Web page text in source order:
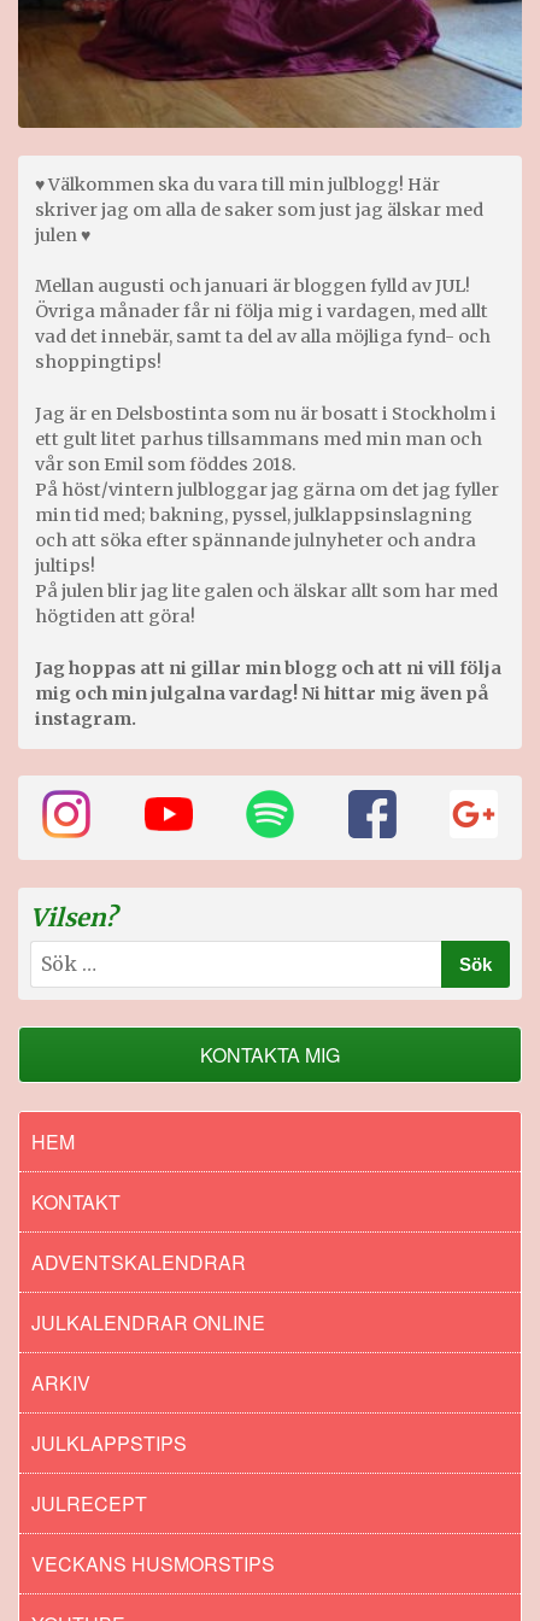
♥ Välkommen ska du vara till min julblogg! Här
skriver jag om alla de saker som just jag älskar med
julen ♥
Mellan augusti och januari är bloggen fylld av JUL!
Övriga månader får ni följa mig i vardagen, med allt
vad det innebär, samt ta del av alla möjliga fynd- och
shoppingtips!
Jag är en Delsbostinta som nu är bosatt i Stockholm i
ett gult litet parhus tillsammans med min man och
vår son Emil som föddes 2018.
På höst/vintern julbloggar jag gärna om det jag fyller
min tid med; bakning, pyssel, julklappsinslagning
och att söka efter spännande julnyheter och andra
jultips!
På julen blir jag lite galen och älskar allt som har med
högtiden att göra!
Jag hoppas att ni gillar min blogg och att ni vill följa
mig och min julgalna vardag! Ni hittar mig även på
instagram.
Vilsen?
Sök
efter:
KONTAKTA MIG
HEM
KONTAKT
ADVENTSKALENDRAR
JULKALENDRAR ONLINE
ARKIV
JULKLAPPSTIPS
JULRECEPT
VECKANS HUSMORSTIPS